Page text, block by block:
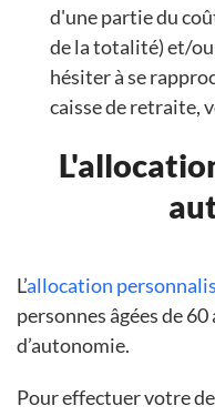
d'une partie du
de la totalité) et/
hésiter à se
caisse de retraite,
L’allocation
personnes âgées de
d’autonomie.
Pour effectuer votre